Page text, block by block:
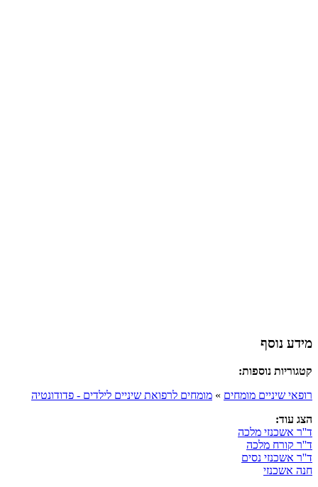
מידע נוסף
קטגוריות נוספות:
רופאי שיניים מומחים » מומחים לרפואת שיניים לילדים - פדודונטיה
הצג עוד:
ד''ר אשכנזי מלכה
ד''ר קורח מלכה
ד''ר אשכנזי נסים
חנה אשכנזי